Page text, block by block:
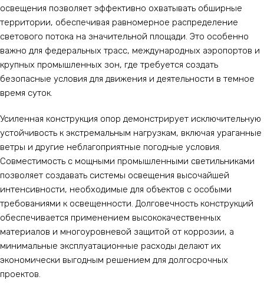
освещения позволяет эффективно охватывать обширные
территории, обеспечивая равномерное распределение
светового потока на значительной площади. Это особенно
важно для федеральных трасс, международных аэропортов и
крупных промышленных зон, где требуется создать
безопасные условия для движения и деятельности в темное
время суток.
Усиленная конструкция опор демонстрирует исключительную
устойчивость к экстремальным нагрузкам, включая ураганные
ветры и другие неблагоприятные погодные условия.
Совместимость с мощными промышленными светильниками
позволяет создавать системы освещения высочайшей
интенсивности, необходимые для объектов с особыми
требованиями к освещенности. Долговечность конструкций
обеспечивается применением высококачественных
материалов и многоуровневой защитой от коррозии, а
минимальные эксплуатационные расходы делают их
экономически выгодным решением для долгосрочных
проектов.